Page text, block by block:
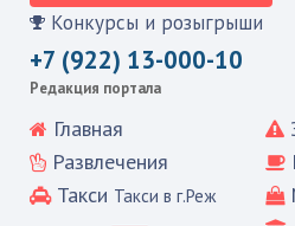
Конкурсы и розыгрыши
+7 (922) 13-000-10
Редакция портала
Главная
Развлечения
Такси Такси в г.Реж